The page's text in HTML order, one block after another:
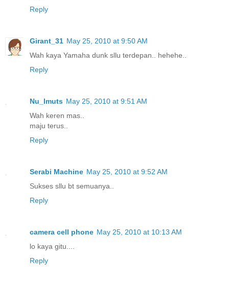
Reply
Girant_31 May 25, 2010 at 9:50 AM
Wah kaya Yamaha dunk sllu terdepan.. hehehe..
Reply
Nu_Imuts May 25, 2010 at 9:51 AM
Wah keren mas..
maju terus..
Reply
Serabi Machine May 25, 2010 at 9:52 AM
Sukses sllu bt semuanya..
Reply
camera cell phone May 25, 2010 at 10:13 AM
lo kaya gitu....
Reply